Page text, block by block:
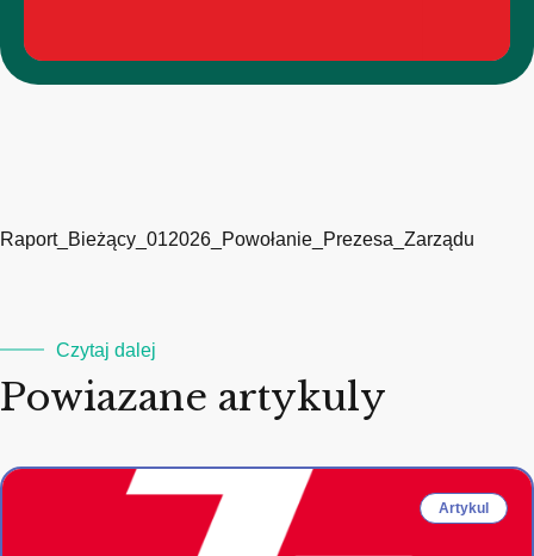
Raport_Bieżący_012026_Powołanie_Prezesa_Zarządu
Czytaj dalej
Powiazane artykuly
Artykul